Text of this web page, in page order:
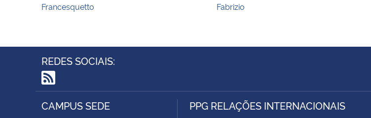
Francesquetto
Fabrizio
REDES SOCIAIS:
RSS
CAMPUS SEDE PPG RELAÇÕES INTERNACIONAIS